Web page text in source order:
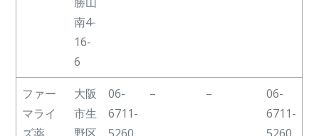
南4-
16-
6
ファー
マライ
大阪
市生
06-
6711-
– –
06-
6711-